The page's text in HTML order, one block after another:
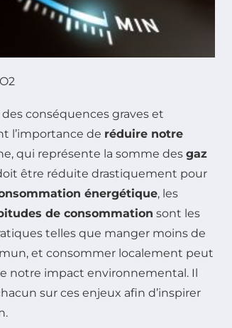
conséquences graves et
l’importance de réduire notre
qui représente la somme des gaz
être réduite drastiquement pour
énergétique, les
de consommation sont les
telles que manger moins de
et consommer localement peut
notre impact environnemental. Il
sur ces enjeux afin d’inspirer